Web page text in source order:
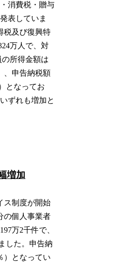
消費税・贈与
表していま
税及び復興特
万人で、対
所得金額は
、申告納税額
となってお
ずれも増加と
増加
ス制度が開始
の個人事業者
万2千件で、
した。申告納
）となってい